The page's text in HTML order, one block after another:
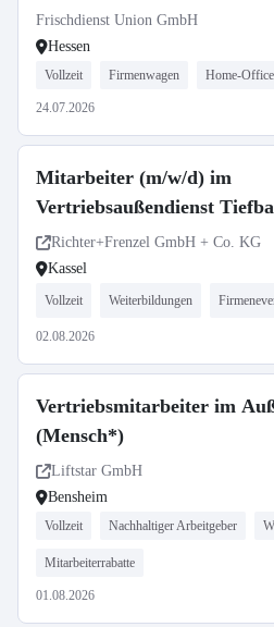
Frischdienst Union GmbH
Hessen
Vollzeit Firmenwagen Home-Office
24.07.2026
Mitarbeiter (m/w/d) im
Vertriebsaußendienst
Richter+Frenzel GmbH + Co. KG
Kassel
Vollzeit Weiterbildungen
02.08.2026
Vertriebsmitarbeiter im
(Mensch*)
Liftstar GmbH
Bensheim
Vollzeit Nachhaltiger Arbeitgeber
Mitarbeiterrabatte
01.08.2026